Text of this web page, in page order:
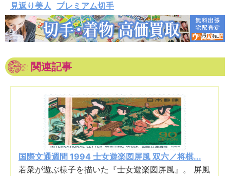
見返り美人 プレミアム切手
関連記事
国際文通週間 1994 士女遊楽図屏風 双六／将棋...
若衆が遊ぶ様子を描いた『士女遊楽図屏風』。 屏風